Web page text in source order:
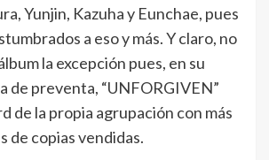
Yunjin, Kazuha y Eunchae, pues
a eso y más. Y claro, no
la excepción pues, en su
de preventa, “UNFORGIVEN”
de la propia agrupación con más
de copias vendidas.